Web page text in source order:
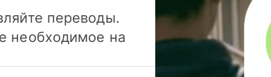
переводы.
необходимое на